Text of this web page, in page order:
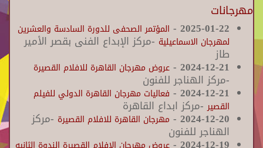
مهرجانات
2025-01-22
- المؤتمر الصحفى للدورة السادسة والعشرين
لمهرجان الاسماعيلية -مركز الإبداع الفنى بقصر الأمير
طاز
2024-12-21
- عروض مهرجان القاهرة للافلام القصيرة
-مركز الهناجر للفنون
2024-12-21
- فعاليات مهرجان القاهرة الدولي للفيلم
القصير-مركز ابداع القاهرة
2024-12-20
- مهرجان القاهرة للافلام القصيرة -مركز
الهناجر للفنون